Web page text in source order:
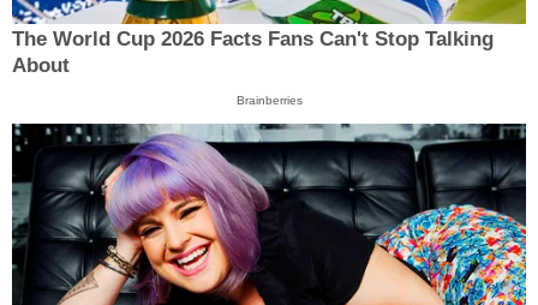
The World Cup 2026 Facts Fans Can't Stop Talking
About
Brainberries